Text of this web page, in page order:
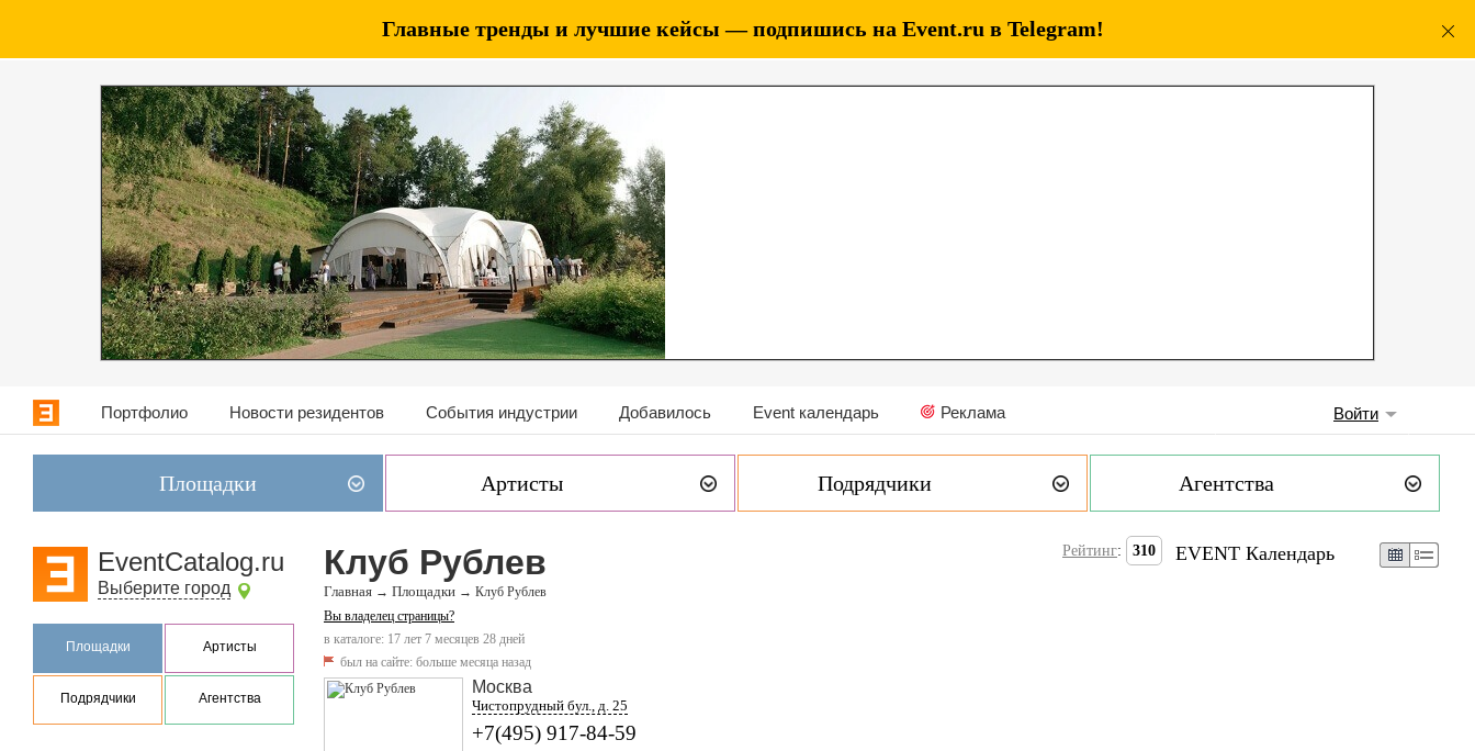
Главные тренды и лучшие кейсы — подпишись на Event.ru в Telegram!
Портфолио Новости резидентов События индустрии Добавилось Event календарь Реклама Войти
Площадки Артисты Подрядчики Агентства
EventCatalog.ru
Выберите город
Площадки Артисты
Подрядчики Агентства
Клуб Рублев
Главная → Площадки → Клуб Рублев
Вы владелец страницы?
в каталоге: 17 лет 7 месяцев 28 дней
был на сайте: больше месяца назад
Рейтинг: 310
Москва
Чистопрудный бул., д. 25
+7(495) 917-84-59
EVENT Календарь